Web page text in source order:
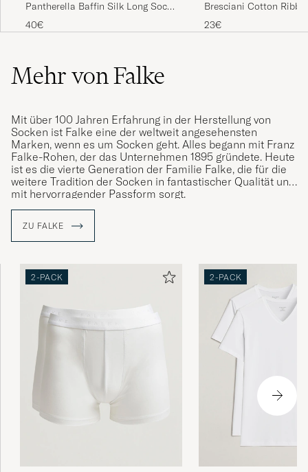
Pantherella Baffin Silk Long Sock
Black
40€
Bresciani Cotton
Socks Black
23€
Mehr von Falke
Mit über 100 Jahren Erfahrung in der Herstellung von
Socken ist Falke eine der weltweit angesehensten
Marken, wenn es um Socken geht. Alles begann mit Franz
Falke-Rohen, der das Unternehmen 1895 gründete. Heute
ist es die vierte Generation der Familie Falke, die für die
weitere Tradition der Socken in fantastischer Qualität und
mit hervorragender Passform sorgt.
ZU FALKE
2-PACK 2-PACK